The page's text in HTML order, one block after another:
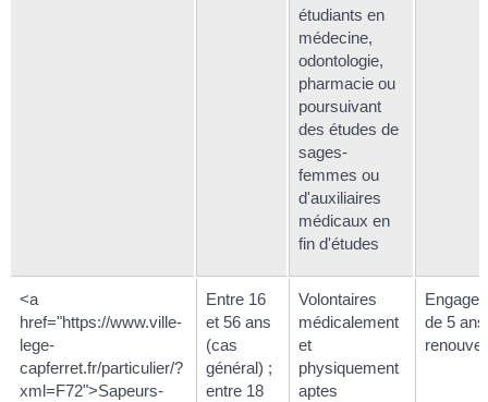
étudiants en
médecine,
odontologie,
pharmacie ou
poursuivant
des études de
sages-
femmes ou
d'auxiliaires
médicaux en
fin d'études
<a
href="https://www.ville-
lege-
capferret.fr/particulier/?
xml=F72">Sapeurs-
Entre 16
et 56 ans
(cas
général) ;
entre 18
Volontaires
médicalement
et
physiquement
aptes
de 5